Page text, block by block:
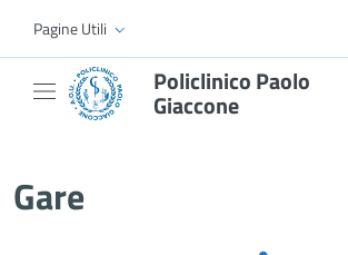
Skip to Main Content
Pagine Utili
Policlinico Paolo
Giaccone
Gare